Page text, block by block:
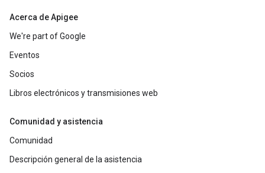
Acerca de Apigee
We're part of Google
Eventos
Socios
Libros electrónicos y transmisiones web
Comunidad y asistencia
Comunidad
Descripción general de la asistencia